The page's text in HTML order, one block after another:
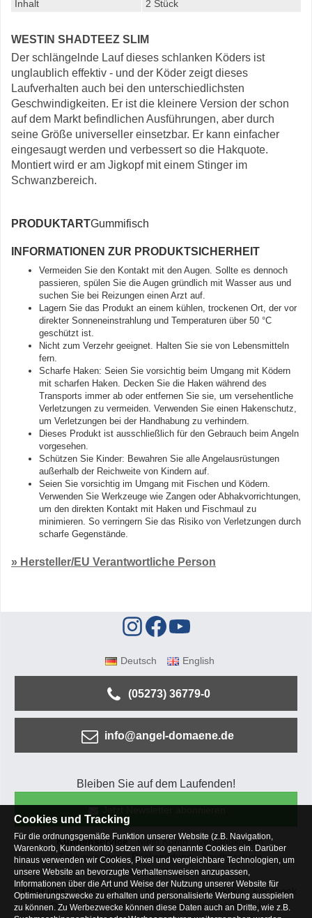
Inhalt
2 Stück
WESTIN SHADTEEZ SLIM
Der schlängelnde Lauf dieses schlanken Köders ist
unglaublich effektiv - und der Köder zeigt dieses
Laufverhalten auch bei den unterschiedlichsten
Geschwindigkeiten. Er ist die kleinere Version der schon
auf dem Markt befindlichen Ausführungen, aber durch
seine Größe universeller einsetzbar. Er kann einfacher
eingesaugt werden und verbessert so die Hakquote.
Montiert wird er am Jigkopf mit einem Stinger im
Schwanzbereich.
PRODUKTARTGummifisch
INFORMATIONEN ZUR PRODUKTSICHERHEIT
Vermeiden Sie den Kontakt mit den Augen. Sollte es dennoch
passieren, spülen Sie die Augen gründlich mit Wasser aus und
suchen Sie bei Reizungen einen Arzt auf.
Lagern Sie das Produkt an einem kühlen, trockenen Ort, der vor
direkter Sonneneinstrahlung und Temperaturen über 50 °C
geschützt ist.
Nicht zum Verzehr geeignet. Halten Sie sie von Lebensmitteln
fern.
Scharfe Haken: Seien Sie vorsichtig beim Umgang mit Ködern
mit scharfen Haken. Decken Sie die Haken während des
Transports immer ab oder entfernen Sie sie, um versehentliche
Verletzungen zu vermeiden. Verwenden Sie einen Hakenschutz,
um Verletzungen bei der Handhabung zu verhindern.
Dieses Produkt ist ausschließlich für den Gebrauch beim Angeln
vorgesehen.
Schützen Sie Kinder: Bewahren Sie alle Angelausrüstungen
außerhalb der Reichweite von Kindern auf.
Seien Sie vorsichtig im Umgang mit Fischen und Ködern.
Verwenden Sie Werkzeuge wie Zangen oder Abhakvorrichtungen,
um den direkten Kontakt mit Haken und Fischmaul zu
minimieren. So verringern Sie das Risiko von Verletzungen durch
scharfe Gegenstände.
» Hersteller/EU Verantwortliche Person
Deutsch English
(05273) 36779-0
info@angel-domaene.de
Bleiben Sie auf dem Laufenden!
Kundenservice Mein Konto
Versandkosten
Zahlungsarten
Rücksendung
Kaufberatung
Häufige Fragen
Über uns
Unternehmen Blog Jobs & Praktika
Facebook
Osterfeldsee
Archiv Sitemap Kontaktformular
Cookies und Tracking
Für die ordnungsgemäße Funktion unserer Website (z.B. Navigation,
Warenkorb, Kundenkonto) setzen wir so genannte Cookies ein. Darüber
hinaus verwenden wir Cookies, Pixel und vergleichbare Technologien, um
unsere Website an bevorzugte Verhaltensweisen anzupassen,
Informationen über die Art und Weise der Nutzung unserer Website für
Optimierungszwecke zu erhalten und personalisierte Werbung ausspielen
zu können. Zu Werbezwecke können diese Daten auch an Dritte, wie z.B.